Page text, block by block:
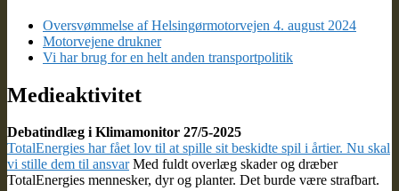
Oversvømmelse af Helsingørmotorvejen 4. august 2024
Motorvejene drukner
Vi har brug for en helt anden transportpolitik
Medieaktivitet
Debatindlæg i Klimamonitor 27/5-2025
TotalEnergies har fået lov til at spille sit beskidte spil i årtier. Nu skal
vi stille dem til ansvarMed fuldt overlæg skader og dræber
TotalEnergies mennesker, dyr og planter. Det burde være strafbart.